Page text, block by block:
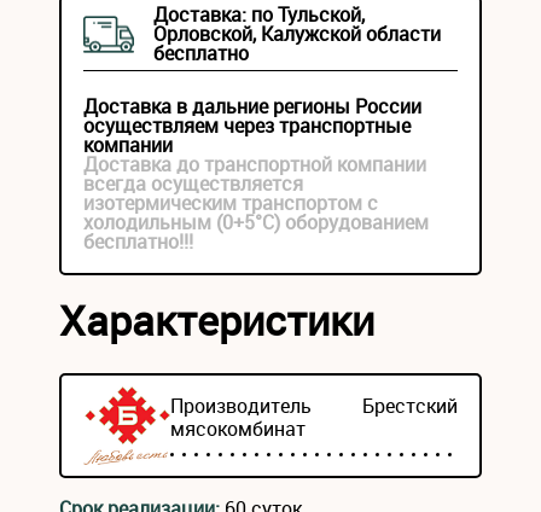
Доставка: по Тульской,
Орловской, Калужской области
бесплатно
Доставка в дальние регионы России
осуществляем через транспортные
компании
Доставка до транспортной компании
всегда осуществляется
изотермическим транспортом с
холодильным (0+5°С) оборудованием
бесплатно!!!
Характеристики
Производитель Брестский
мясокомбинат